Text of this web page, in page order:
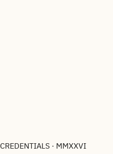
CREDENTIALS · MMXXVI